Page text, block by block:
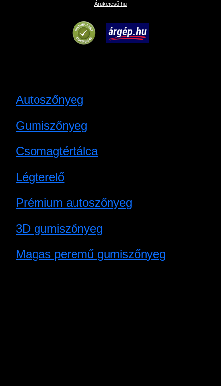
Árukereső.hu
Autoszőnyeg
Gumiszőnyeg
Csomagtértálca
Légterelő
Prémium autoszőnyeg
3D gumiszőnyeg
Magas peremű gumiszőnyeg